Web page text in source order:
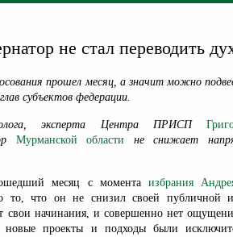
не стал переводить
прошел месяц, а значит можно
субъектов федерации.
эксперта Центра ПРИСП
Мурманской области не снижает
месяц с моментаизбрания
то, что он не снизил своей публичной и
свои начинания, и совершенно нет
новые проекты и подходы были